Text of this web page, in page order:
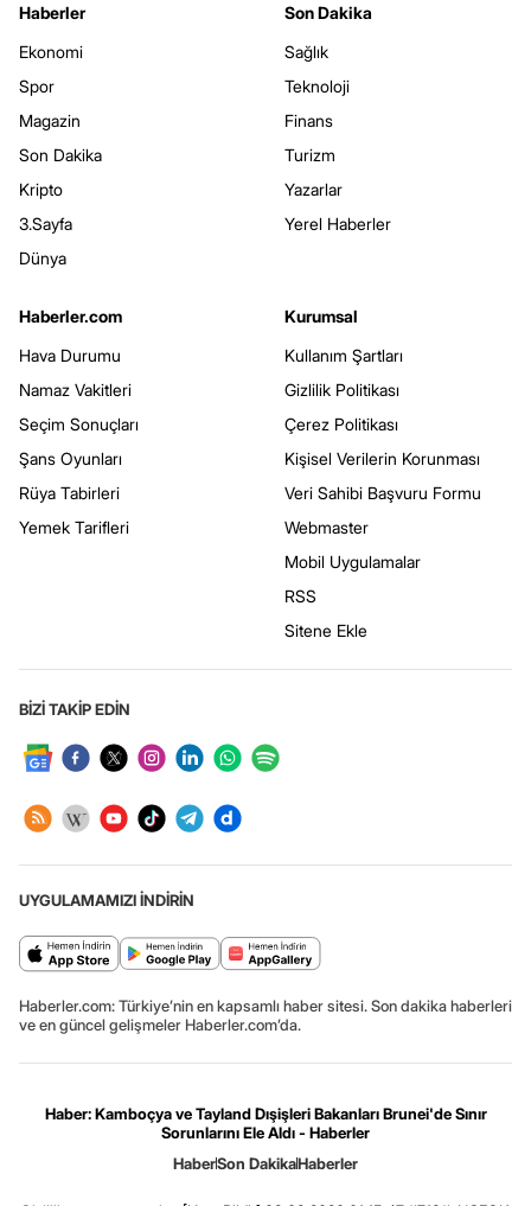
Haberler
Ekonomi
Spor
Magazin
Son Dakika
Kripto
3.Sayfa
Dünya
Son Dakika
Sağlık
Teknoloji
Finans
Turizm
Yazarlar
Yerel Haberler
Haberler.com
Hava Durumu
Namaz Vakitleri
Seçim Sonuçları
Şans Oyunları
Rüya Tabirleri
Yemek Tarifleri
Kurumsal
Kullanım Şartları
Gizlilik Politikası
Çerez Politikası
Kişisel Verilerin Korunması
Veri Sahibi Başvuru Formu
Webmaster
Mobil Uygulamalar
RSS
Sitene Ekle
BİZİ TAKİP EDİN
UYGULAMAMIZI İNDİRİN
Haberler.com: Türkiye’nin en kapsamlı haber sitesi. Son dakika haberleri
ve en güncel gelişmeler Haberler.com’da.
Haber: Kamboçya ve Tayland Dışişleri Bakanları Brunei'de Sınır
Sorunlarını Ele Aldı - Haberler
HaberSon DakikaHaberler